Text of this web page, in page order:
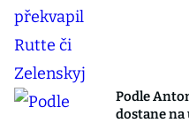
Podle
dostane na